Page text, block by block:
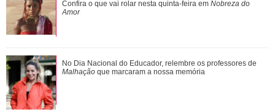
criticadas pelos corpos magros (e rebat...
Confira o que vai rolar nesta quinta-feira em Nobreza do
Amor
No Dia Nacional do Educador, relembre os professores de
Malhação que marcaram a nossa memória